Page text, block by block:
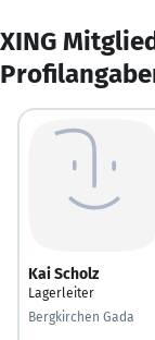
XING
Kai Scholz
Lagerleiter
Bergkirchen Gada